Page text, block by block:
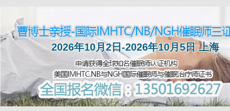
2026年10月2日-2026年10月5日 上海